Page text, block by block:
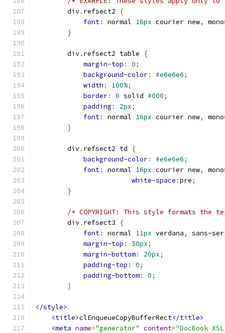
        div
. refsect2
{
font: normal 16px courier new,
}
        div
. refsect2 table
{
margin-top : 0;
background-color: #e6e6e6;
width : 100%;
border: 0 solid #000;
padding : 2px;
font: normal 16px courier new,
}
        div
. refsect2 td
{
background-color: #e6e6e6;
font: normal 16px courier new,
white-space :pre;
}
/* COPYRIGHT: This style formats
        div
. refsect3
{
font: normal 11px verdana,
sans-
margin-top : 50px;
margin-bottom: 20px;
padding-top : 0;
padding-bottom: 0;
}
</style>
<title>clEnqueueCopyBufferRect</title>
<meta name="generator" content="DocBook